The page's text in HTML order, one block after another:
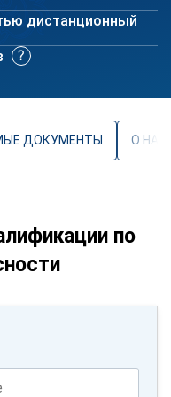
дистанционный
ДОКУМЕНТЫ О
по